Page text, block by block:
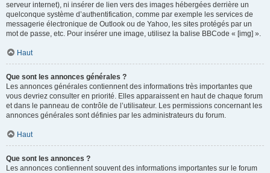
serveur internet), ni insérer de lien vers des images hébergées derrière un
quelconque système d’authentification, comme par exemple les services de
messagerie électronique de Outlook ou de Yahoo, les sites protégés par un
mot de passe, etc. Pour insérer une image, utilisez la balise BBCode « [img] ».
Haut
Que sont les annonces générales ?
Les annonces générales contiennent des informations très importantes que
vous devriez consulter en priorité. Elles apparaissent en haut de chaque forum
et dans le panneau de contrôle de l’utilisateur. Les permissions concernant les
annonces générales sont définies par les administrateurs du forum.
Haut
Que sont les annonces ?
Les annonces contiennent souvent des informations importantes sur le forum